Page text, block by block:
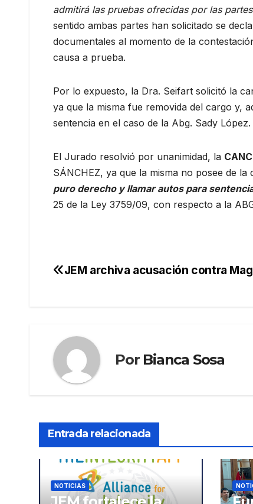
admitirá las pruebas ofrecidas por las
sentido ambas partes han solicitado se
documentales al momento de la
causa a prueba.
Por lo expuesto, la Dra. Seifart solicitó la
ya que la misma fue removida del cargo y,
sentencia en el caso de la Abg. Sady López.
El Jurado resolvió por unanimidad, la
SÁNCHEZ, ya que la misma no posee de la
puro derecho y llamar autos para
25 de la Ley 3759/09, con respecto a la
Navegación
JEM archiva acusación contra
Por Bianca Sosa
Entrada relacionada
NOTICIAS